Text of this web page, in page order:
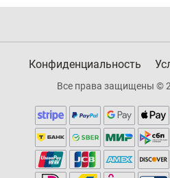
Конфиденциальность
Все права защищены ©